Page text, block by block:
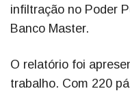
infiltração no Poder
Banco Master.
O relatório foi
trabalho. Com 220